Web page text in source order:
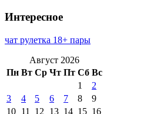
Интересное
чат рулетка 18+ пары
Август 2026
Пн Вт Ср Чт Пт Сб Вс
1
2
3
4 5 6 7 8
9
10 11 12 13 14 15 16